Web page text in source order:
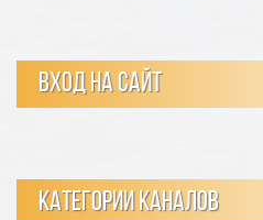
ВХОД НА САЙТ
КАТЕГОРИИ КАНАЛОВ